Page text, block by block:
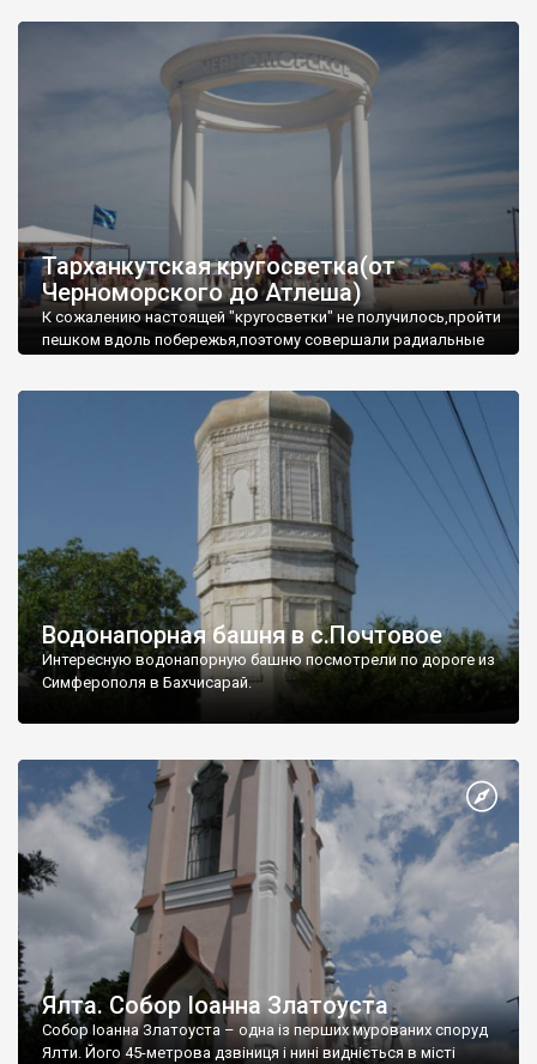
Тарханкутская кругосветка(от
Черноморского до Атлеша)
К сожалению настоящей "кругосветки" не получилось,пройти
пешком вдоль побережья,поэтому совершали радиальные
Водонапорная башня в с.Почтовое
Интересную водонапорную башню посмотрели по дороге из
Симферополя в Бахчисарай.
Ялта. Собор Іоанна Златоуста
Собор Іоанна Златоуста – одна із перших мурованих споруд
Ялти. Його 45-метрова дзвіниця і нині видніється в місті